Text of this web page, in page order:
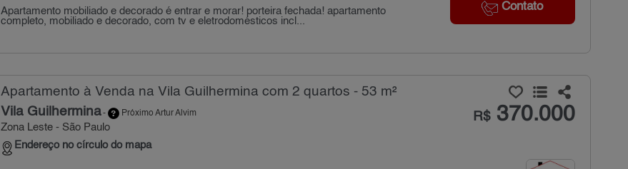
Contato
Apartamento mobiliado e decorado é entrar e morar! porteira fechada! apartamento
completo, mobiliado e decorado, com tv e eletrodomésticos incl...
Apartamento à Venda na Vila Guilhermina com 2 quartos - 53 m²
Vila Guilhermina- Próximo Artur Alvim
Zona Leste - São Paulo
Endereço no círculo do mapa
R$370.000